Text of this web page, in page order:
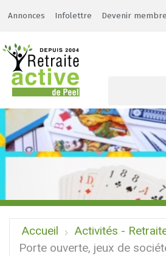
Annonces Infolettre Devenir membre
Accueil
Activités -
Porte ouverte, jeux de